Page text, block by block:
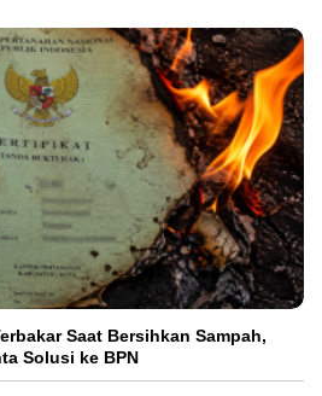
Saat Bersihkan Sampah,
Solusi ke BPN